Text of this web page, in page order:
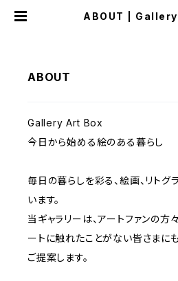
ABOUT |
ABOUT
Gallery Art Box
今日から始める絵のある暮らし
毎日の暮らしを彩る、絵画、リトグ
います。
当ギャラリーは、アートファンの方
ートに触れたことがない皆さまに
ご提案します。